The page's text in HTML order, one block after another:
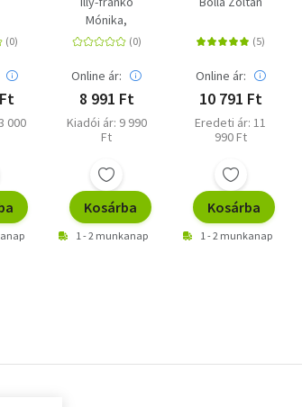
000
Szepes
vármegye
kastélyai és
kúriái
Mónika
Nagy Zsuzsanna
Online ár:
8 991 Ft
Kiadói ár: 9 990
Ft
Kosárba
1 - 2 munkanap
két
világháború
között
Online ár:
10 791 Ft
Eredeti ár: 11
990 Ft
Kosárba
1 - 2 munkanap